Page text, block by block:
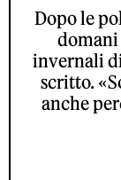
Dopo le
domani
invernali
scritto.
anche